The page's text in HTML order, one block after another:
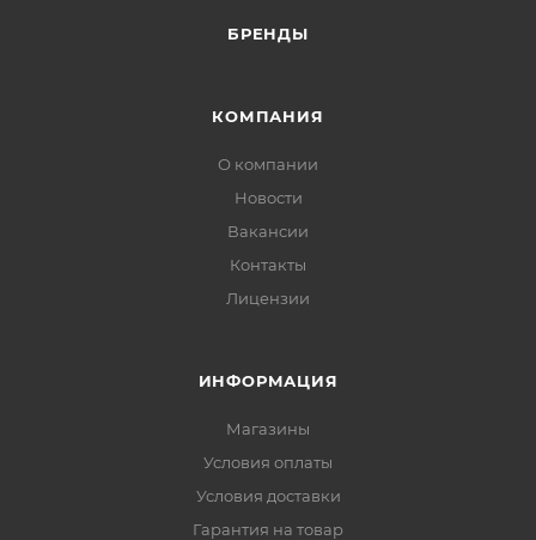
БРЕНДЫ
КОМПАНИЯ
О компании
Новости
Вакансии
Контакты
Лицензии
ИНФОРМАЦИЯ
Магазины
Условия оплаты
Условия доставки
Гарантия на товар